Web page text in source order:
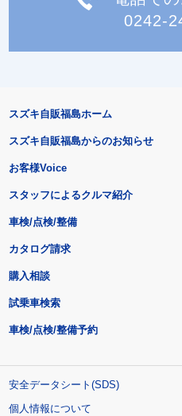
0242-
スズキ自販福島ホーム
スズキ自販福島からのお知らせ
お客様Voice
スタッフによるクルマ紹介
車検/点検/整備
カタログ請求
購入相談
試乗車検索
車検/点検/整備予約
安全データシート(SDS)
個人情報について